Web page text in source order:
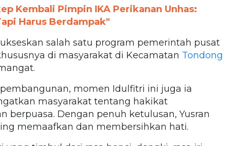
Kembali Pimpin IKA Perikanan Unhas:
Harus Berdampak"
salah satu program pemerintah pusat
di masyarakat di Kecamatan Tondong
momen Idulfitri ini juga ia
masyarakat tentang hakikat
berpuasa. Dengan penuh ketulusan, Yusran
memaafkan dan membersihkan hati.